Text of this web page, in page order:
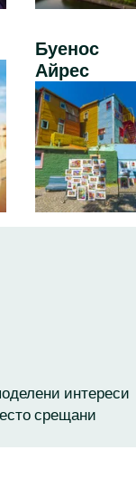
Буенос
Айрес
интереси
срещани